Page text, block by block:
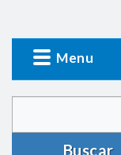
Menu
Buscar